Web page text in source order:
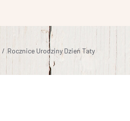
/ Rocznice Urodziny Dzień Taty